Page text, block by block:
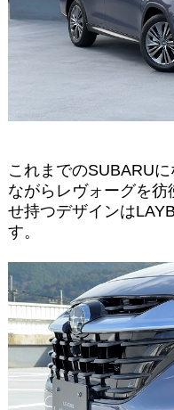
これまでのSUBARU
ながらレヴォーグを
せ持つデザインは
す。